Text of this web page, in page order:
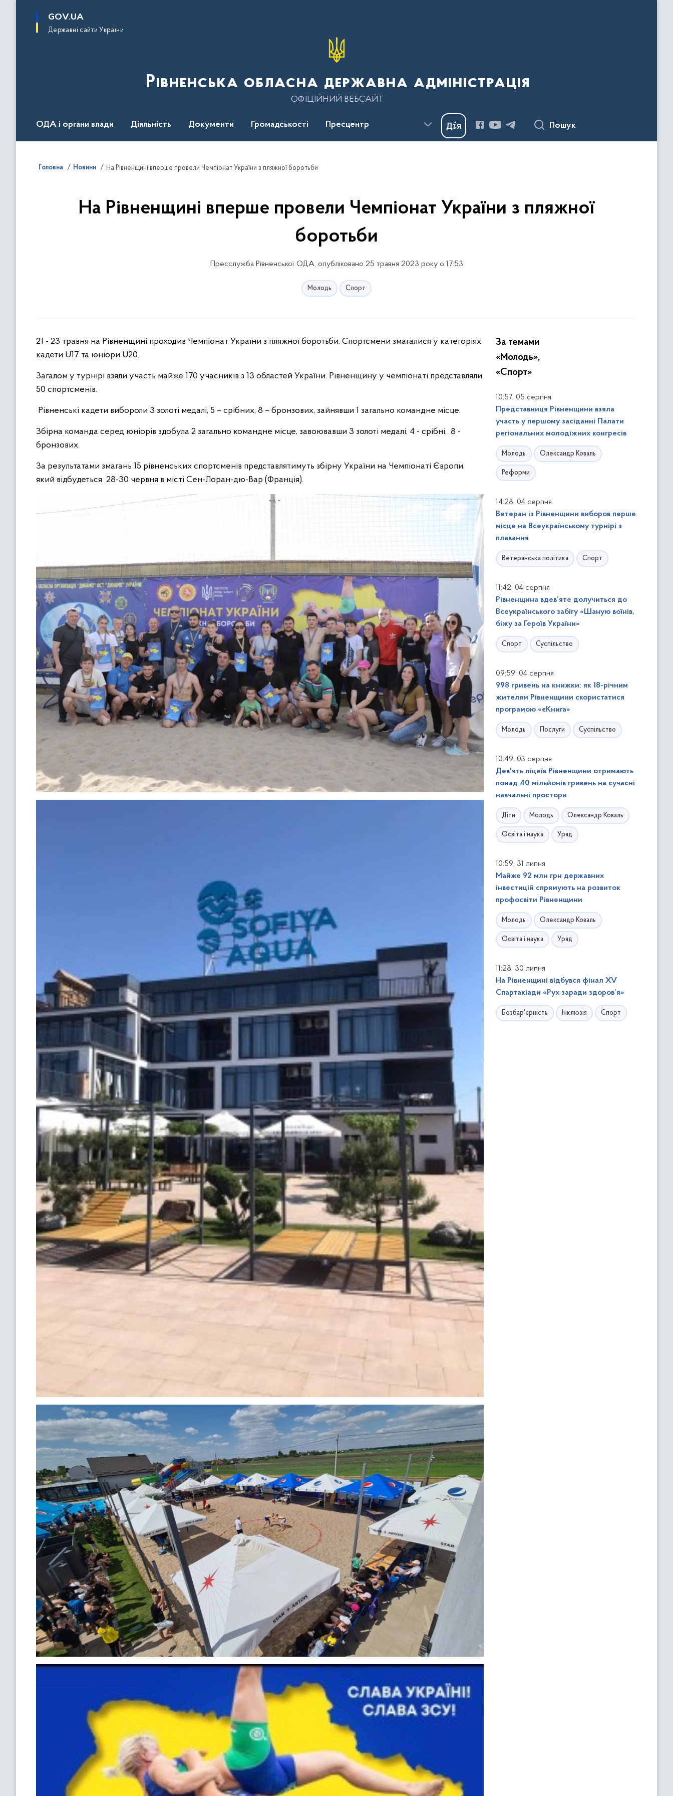
основного
GOV.UA
Державні сайти України
Рівненська обласна державна адміністрація
ОФІЦІЙНИЙ ВЕБСАЙТ
ОДА і органи влади Діяльність Документи Громадськості Пресцентр Пошук
Головна Новини На Рівненщині вперше провели Чемпіонат України з пляжної боротьби
На Рівненщині вперше провели Чемпіонат України з пляжної
боротьби
Пресслужба Рівненської ОДА, опубліковано 25 травня 2023 року о 17:53
Молодь Спорт
21 - 23 травня на Рівненщині проходив Чемпіонат України з пляжної боротьби. Спортсмени змагалися у категоріях
кадети U17 та юніори U20.
Загалом у турнірі взяли участь майже 170 учасників з 13 областей України. Рівненщину у чемпіонаті представляли
50 спортсменів.
Рівненські кадети вибороли 3 золоті медалі, 5 – срібних, 8 – бронзових, зайнявши 1 загально командне місце.
Збірна команда серед юніорів здобула 2 загально командне місце, завоювавши 3 золоті медалі, 4 - срібні, 8 -
бронзових.
За результатами змагань 15 рівненських спортсменів представлятимуть збірну України на Чемпіонаті Європи,
який відбудеться 28-30 червня в місті Сен-Лоран-дю-Вар (Франція).
За темами
«Молодь»,
«Спорт»
10:57, 05 серпня
Представниця Рівненщини взяла
участь у першому засіданні Палати
регіональних молодіжних конгресів
Молодь Олександр Коваль
Реформи
14:28, 04 серпня
Ветеран із Рівненщини виборов перше
місце на Всеукраїнському турнірі з
плавання
Ветеранська політика Спорт
11:42, 04 серпня
Рівненщина вдев’яте долучиться до
Всеукраїнського забігу «Шаную воїнів,
біжу за Героїв України»
Спорт Суспільство
09:59, 04 серпня
998 гривень на книжки: як 18-річним
жителям Рівненщини скористатися
програмою «єКнига»
Молодь Послуги Суспільство
10:49, 03 серпня
Дев'ять ліцеїв Рівненщини отримають
понад 40 мільйонів гривень на сучасні
навчальні простори
Діти Молодь Олександр Коваль
Освіта і наука Уряд
10:59, 31 липня
Майже 92 млн грн державних
інвестицій спрямують на розвиток
профосвіти Рівненщини
Молодь Олександр Коваль
Освіта і наука Уряд
11:28, 30 липня
На Рівненщині відбувся фінал XV
Спартакіади «Рух заради здоров’я»
Безбар'єрність Інклюзія Спорт